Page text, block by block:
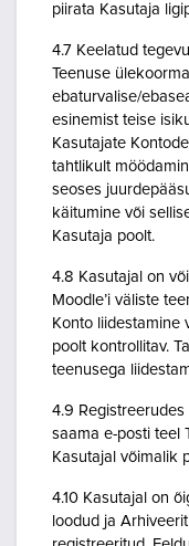
piirata Kasutaja
4.7 Keelatud
Teenuse
ebaturvalise/
esinemist teise
Kasutajate
tahtlikult
seoses
käitumine või
Kasutaja poolt.
4.8 Kasutajal on
Moodle’i väliste
Konto liidestamine
poolt kontrollitav.
teenusega
4.9
saama e-posti teel
Kasutajal võimalik
4.10 Kasutajal on
loodud ja